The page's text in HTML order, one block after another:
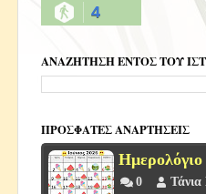
4
ΑΝΑΖΗΤΗΣΗ ΕΝΤΟΣ ΤΟΥ
ΠΡΌΣΦΑΤΕΣ ΑΝΑΡΤΉΣΕΙΣ
Ημερολόγιο
0